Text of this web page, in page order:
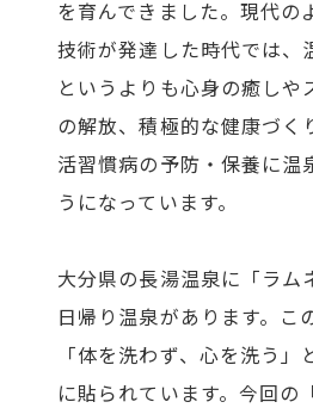
を育んできました。現代の
技術が発達した時代では、
というよりも心身の癒しや
の解放、積極的な健康づく
活習慣病の予防・保養に温
うになっています。
大分県の長湯温泉に「ラム
日帰り温泉があります。こ
「体を洗わず、心を洗う
に貼られています。今回の